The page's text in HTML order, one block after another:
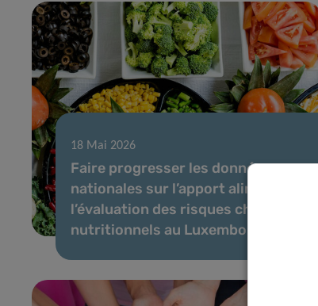
18 Mai 2026
Faire progresser les données
nationales sur l’apport alimentaire et
l’évaluation des risques chimiques et
nutritionnels au Luxembourg